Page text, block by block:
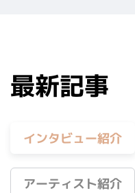
最新記事
インタビュー紹介
アーティスト紹介